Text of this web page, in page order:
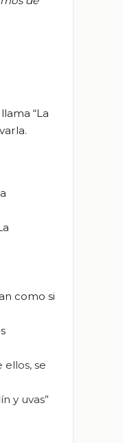
“La
como si
se
y uvas”